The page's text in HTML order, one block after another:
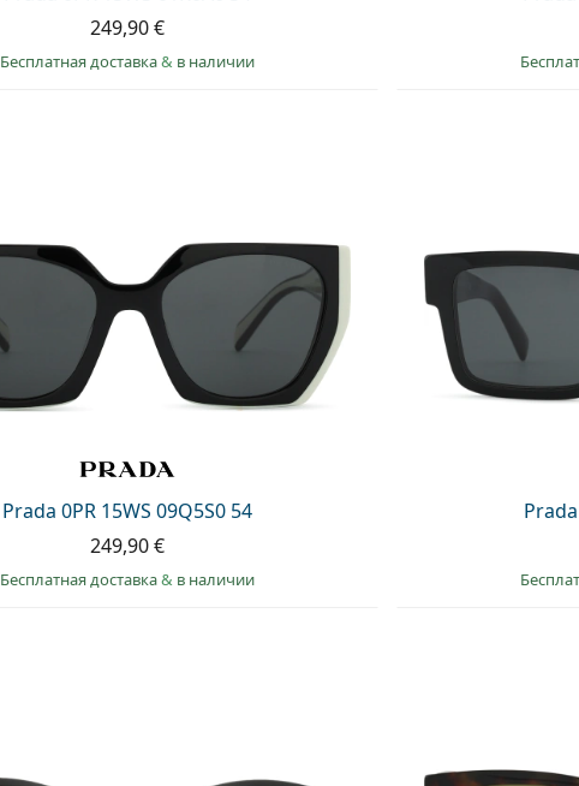
249,90 €
Бесплатная доставка& в наличии
Prada 0PR 15WS 09Q5S0 54
249,90 €
Бесплатная доставка& в наличии